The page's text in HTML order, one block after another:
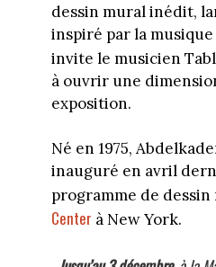
dessin mural inédit,
inspiré par la
invite le musicien
à ouvrir une
exposition.
Né en 1975,
inauguré en avril
programme de
Center à New York.